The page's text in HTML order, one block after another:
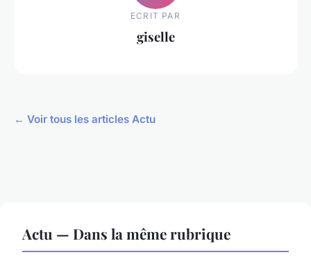
ECRIT PAR
giselle
← Voir tous les articles Actu
Actu — Dans la même rubrique